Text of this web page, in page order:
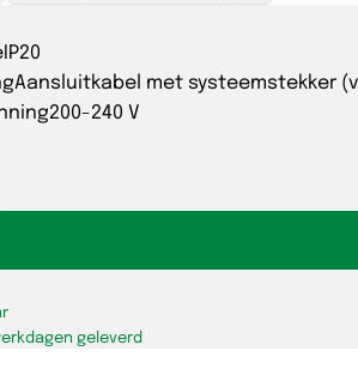
IP20
Aansluitkabel met systeemstekker
200-240 V
geleverd